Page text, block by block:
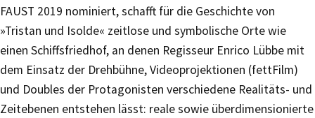
FAUST 2019 nominiert, schafft für die Geschichte von
»Tristan und Isolde« zeitlose und symbolische Orte wie
einen Schiffsfriedhof, an denen Regisseur Enrico Lübbe mit
dem Einsatz der Drehbühne, Videoprojektionen (fettFilm)
und Doubles der Protagonisten verschiedene Realitäts- und
Zeitebenen entstehen lässt: reale sowie überdimensionierte